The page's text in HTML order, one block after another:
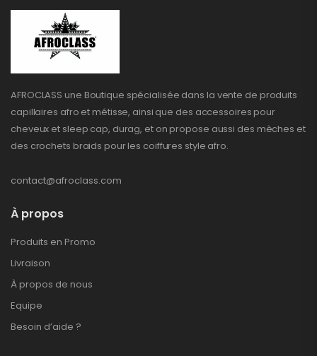
AFROCLASS une Boutique spécialisée dans la vente de produits
capillaires afro et métisse, ainsi que des accessoires pour
cheveux et sleep cap, durag, et on propose aussi des mèches et
des crochets braids pour les coiffures style afro.
contact@afroclass.com
À propos
Produits en Promo
Livraison
À propos de nous
Equipe
Besoin d’aide ?